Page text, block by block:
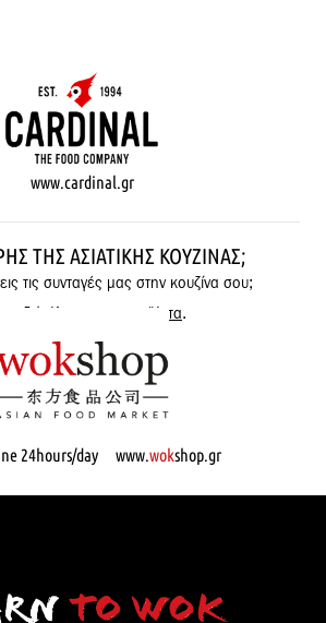
www.cardinal.gr
ΤΗΣ ΑΣΙΑΤΙΚΉΣ ΚΟΥΖΊΝΑΣ;
τις συνταγές μας στην κουζίνα σου;
εδώ όλα μας τα προϊόντα.
24hours/day www.wokshop.gr